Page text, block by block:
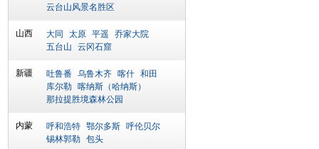
云台山风景名胜区
山西 大同 太原 平遥
乔家大院
五台山
云冈石窟
新疆 吐鲁番 乌鲁木齐 喀什 和田
库尔勒 喀纳斯（哈纳斯）
那拉提胜境森林公园
内蒙 呼和浩特 鄂尔多斯 呼伦贝尔
锡林郭勒 包头